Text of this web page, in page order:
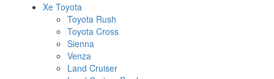
Xe Toyota
Toyota Rush
Toyota Cross
Sienna
Venza
Land Cruiser